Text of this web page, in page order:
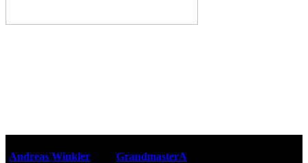
Andreas Winkler
GrandmasterA